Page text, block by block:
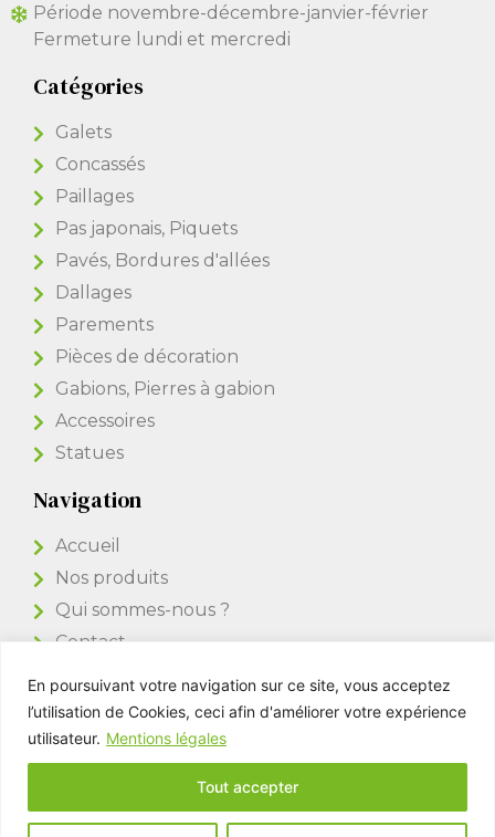
En poursuivant votre navigation sur ce site, vous acceptez
l’utilisation de Cookies, ceci afin d'améliorer votre expérience
utilisateur. Mentions légales
Tout accepter
Période novembre-décembre-janvier-février
Fermeture lundi et mercredi
Catégories
Galets
Concassés
Paillages
Pas japonais, Piquets
Pavés, Bordures d'allées
Dallages
Parements
Pièces de décoration
Gabions, Pierres à gabion
Accessoires
Statues
Navigation
Accueil
Nos produits
Qui sommes-nous ?
Contact
Accès Pro
Kim Pierres & Déco © All rights reserved -Mentions légales